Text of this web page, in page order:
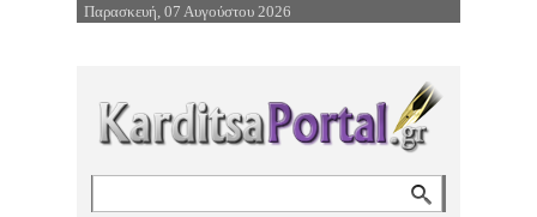
Επιστροφή στην Πλοήγηση
Παρασκευή, 07 Αυγούστου 2026